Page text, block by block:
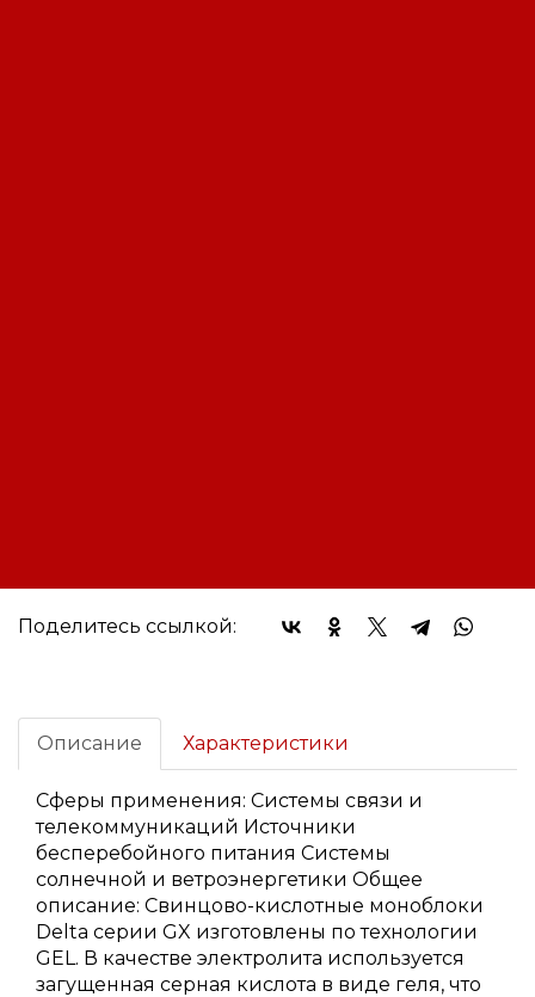
Поделитесь ссылкой:
Описание Характеристики
Сферы применения: Системы связи и
телекоммуникаций Источники
бесперебойного питания Системы
солнечной и ветроэнергетики Общее
описание: Свинцово-кислотные моноблоки
Delta серии GX изготовлены по технологии
GEL. В качестве электролита используется
загущенная серная кислота в виде геля, что